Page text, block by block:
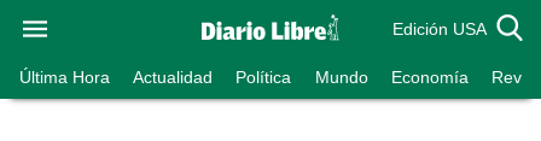
Edición USA
Última Hora Actualidad Política Mundo Economía